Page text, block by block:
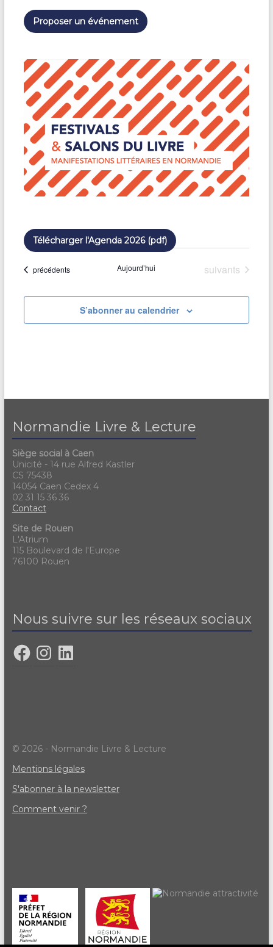
e
z
e
d
a
t
.
Proposer un événement
Télécharger l'Agenda 2026 (pdf)
Évènements
précédents Aujourd’hui Évènements
suivants
S’abonner au calendrier
Normandie Livre & Lecture
Siège social à Caen
Unicité - 14 rue Alfred Kastler
CS 75438
14054 Caen Cedex 4
02 31 15 36 36
Contact
Site de Rouen
L'Atrium
115 Boulevard de l'Europe
76100 Rouen
Nous suivre sur les réseaux sociaux
© 2026 - Normandie Livre & Lecture
Mentions légales
S'abonner à la newsletter
Comment venir ?